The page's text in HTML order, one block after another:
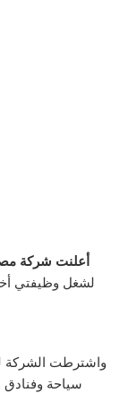
أعلنت شركة
لشغل وظيفتي
واشترطت الشركة
سياحة